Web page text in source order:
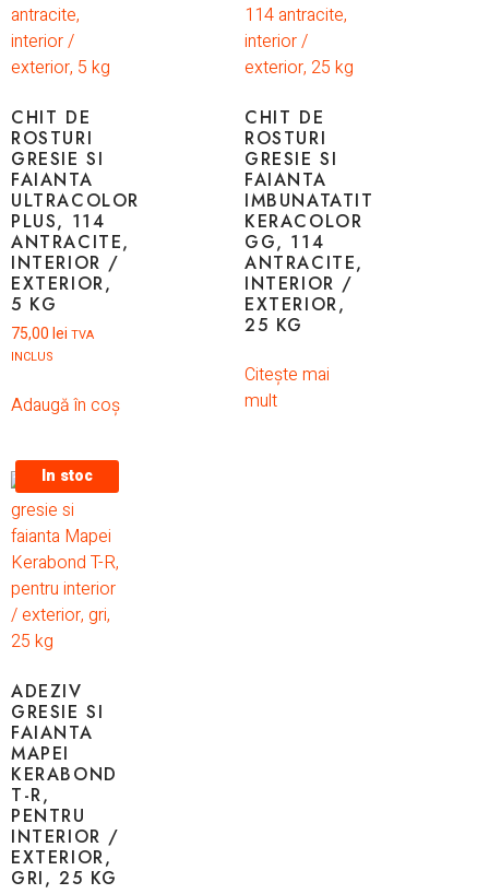
CHIT DE
ROSTURI
GRESIE SI
FAIANTA
ULTRACOLOR
PLUS, 114
ANTRACITE,
INTERIOR /
EXTERIOR,
5 KG
75,00 lei TVA
INCLUS
Adaugă în coș
CHIT DE
ROSTURI
GRESIE SI
FAIANTA
IMBUNATATIT
KERACOLOR
GG, 114
ANTRACITE,
INTERIOR /
EXTERIOR,
25 KG
Citește mai
mult
In stoc
ADEZIV
GRESIE SI
FAIANTA
MAPEI
KERABOND
T-R,
PENTRU
INTERIOR /
EXTERIOR,
GRI, 25 KG